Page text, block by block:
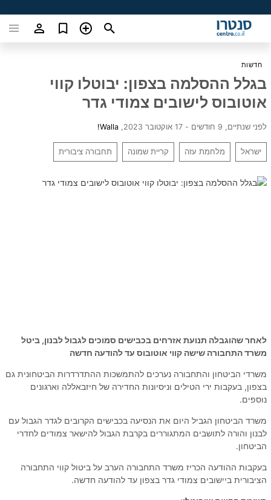
חדשות
בגלל ההסלמה בצפון: יבוטלו קווי
אוטובוס לישובים צמודי גדר
לפני שנתיים, 9 חודשים - 17 אוקטובר 2023 Walla!
ישראל מלחמת עזה קריית שמונה תחבורה ציבורית
לאחר שהוגבלה תנועת אזרחים בכבישים סמוכים לגבול לבנון, ביטל
משרד התחבורה שישה קווי אוטובוס עד להודעה חדשה
משרדי הביטחון והתחבורה נערכים להתמשכות ההתדרדרות הביטחונית גם
בצפון, בעקבות ירי הטילים וניסיונות החדירה של חיזבאללה וארגונים
נוספים.
משרד הביטחון הגביל היום את הנסיעה בכבישים הקרובים לגדר הגבול עם
לבנון והורה לתושבים המתגוררים בקרבת הגבול להישאר צמודים לחדרי
הביטחון.
בעקבות ההודעה הכריז משרד התחבורה הערב על ביטול קווי התחבורה
הציבורית ביישובים צמודי גדר בצפון עד להודעה חדשה.